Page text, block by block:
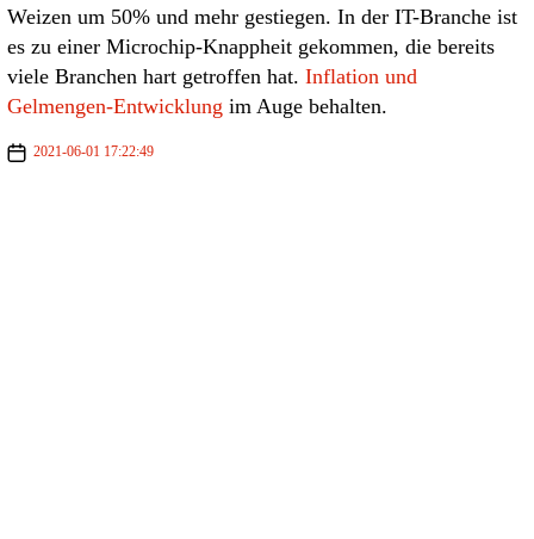
Weizen um 50% und mehr gestiegen. In der IT-Branche ist
es zu einer Microchip-Knappheit gekommen, die bereits
viele Branchen hart getroffen hat. Inflation und
Gelmengen-Entwicklung im Auge behalten.
2021-06-01 17:22:49